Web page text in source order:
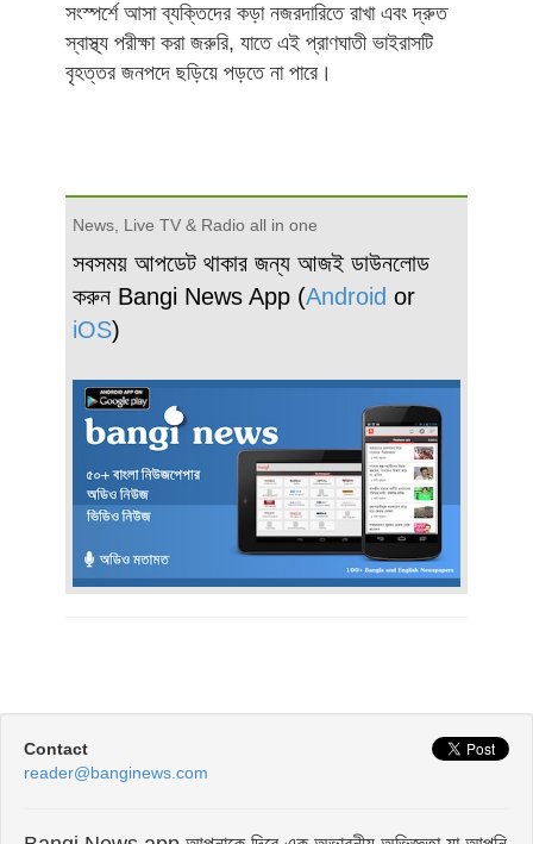
সংস্পর্শে আসা ব্যক্তিদের কড়া নজরদারিতে রাখা এবং দ্রুত
স্বাস্থ্য পরীক্ষা করা জরুরি, যাতে এই প্রাণঘাতী ভাইরাসটি
বৃহত্তর জনপদে ছড়িয়ে পড়তে না পারে।
News, Live TV & Radio all in one
সবসময় আপডেট থাকার জন্য আজই ডাউনলোড
করুন Bangi News App (Android or
iOS)
Contact
reader@banginews.com